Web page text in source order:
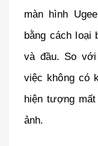
màn hình
bằng cách loại
và đầu. So
việc không có
hiện tượng
ảnh.